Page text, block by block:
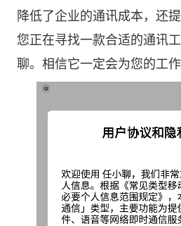
降低了企业的通讯成本，还
您正在寻找一款合适的通讯
聊。相信它一定会为您的工作